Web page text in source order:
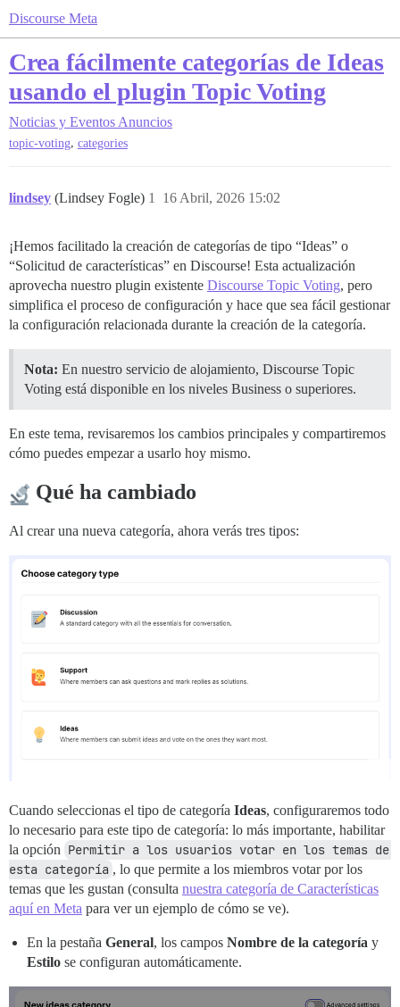
Discourse Meta
Crea fácilmente categorías de Ideas
usando el plugin Topic Voting
Noticias y Eventos Anuncios
topic-voting, categories
lindsey (Lindsey Fogle) 16 Abril, 2026 15:02
1
¡Hemos facilitado la creación de categorías de tipo “Ideas” o
“Solicitud de características” en Discourse! Esta actualización
aprovecha nuestro plugin existente Discourse Topic Voting, pero
simplifica el proceso de configuración y hace que sea fácil gestionar
la configuración relacionada durante la creación de la categoría.
Nota: En nuestro servicio de alojamiento, Discourse Topic
Voting está disponible en los niveles Business o superiores.
En este tema, revisaremos los cambios principales y compartiremos
cómo puedes empezar a usarlo hoy mismo.
Qué ha cambiado
Al crear una nueva categoría, ahora verás tres tipos:
Cuando seleccionas el tipo de categoría Ideas, configuraremos todo
lo necesario para este tipo de categoría: lo más importante, habilitar
la opción Permitir a los usuarios votar en los temas de
esta categoría , lo que permite a los miembros votar por los
temas que les gustan (consulta nuestra categoría de Características
aquí en Meta para ver un ejemplo de cómo se ve).
En la pestaña General, los campos Nombre de la categoría y
Estilo se configuran automáticamente.